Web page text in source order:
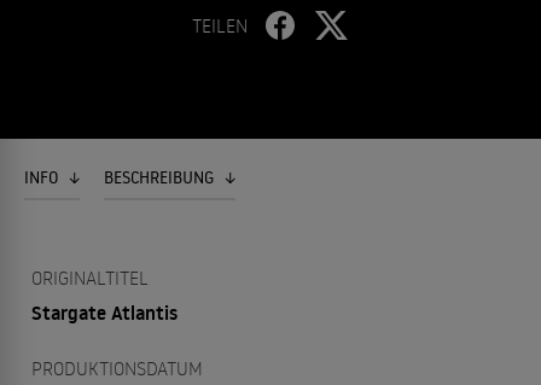
TEILEN
INFO BESCHREIBUNG
ORIGINALTITEL
Stargate Atlantis
PRODUKTIONSDATUM